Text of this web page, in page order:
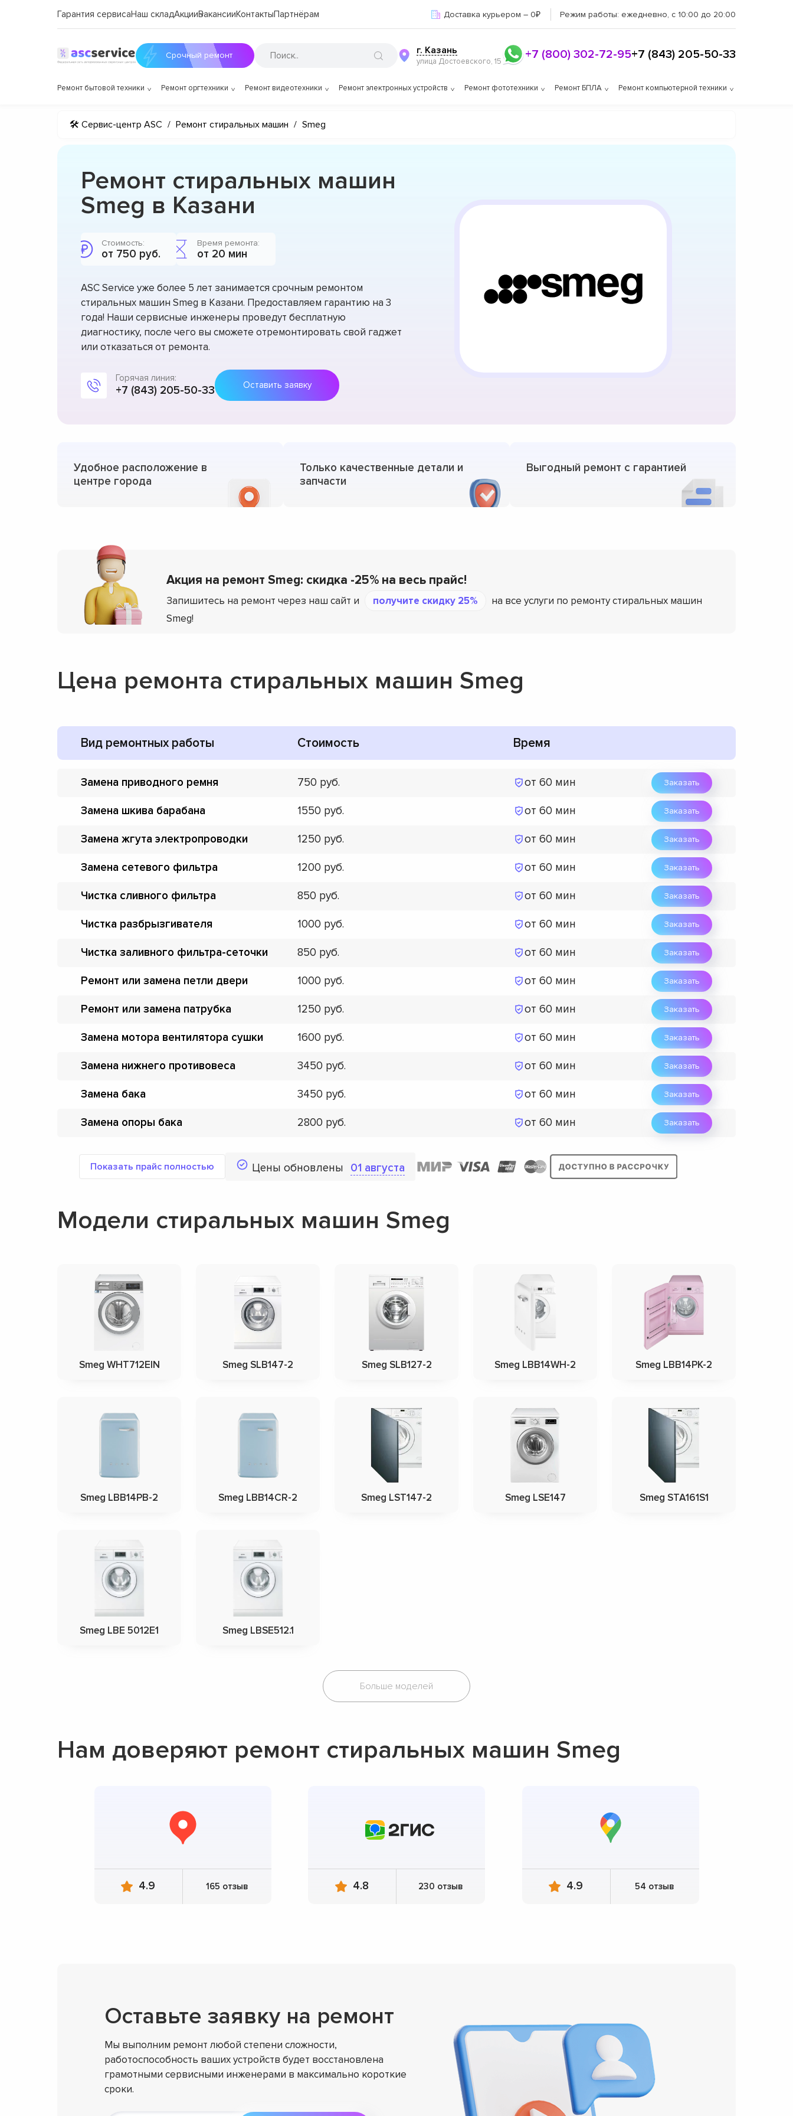
Гарантия сервисаНаш складАкцииВакансииКонтактыПартнёрам Доставка курьером – 0₽ Режим работы: ежедневно, с 10:00 до 20:00
Срочный ремонт г. Казань
улица Достоевского, 15 +7 (800) 302-72-95+7 (843) 205-50-33
Ремонт бытовой техники Ремонт оргтехники Ремонт видеотехники Ремонт электронных устройств Ремонт фототехники Ремонт БПЛА Ремонт компьютерной техники
🛠 Сервис-центр ASC / Ремонт стиральных машин / Smeg
Ремонт стиральных машин
Smeg в Казани
Стоимость:
от 750 руб.
Время ремонта:
от 20 мин
ASC Service уже более 5 лет занимается срочным ремонтом
стиральных машин Smeg в Казани. Предоставляем гарантию на 3
года! Наши сервисные инженеры проведут бесплатную
диагностику, после чего вы сможете отремонтировать свой гаджет
или отказаться от ремонта.
Горячая линия:
+7 (843) 205-50-33 Оставить заявку
Удобное расположение в
центре города
Только качественные детали и
запчасти
Выгодный ремонт с гарантией
Акция на ремонт Smeg: скидка -25% на весь прайс!
Запишитесь на ремонт через наш сайт и получите скидку 25%
на все услуги по ремонту стиральных машин
Smeg!
Цена ремонта стиральных машин Smeg
Вид ремонтных работы Стоимость Время
Замена приводного ремня 750 от 60 мин Заказать
Замена шкива барабана 1550 от 60 мин Заказать
Замена жгута электропроводки 1250 от 60 мин Заказать
Замена сетевого фильтра 1200 от 60 мин Заказать
Чистка сливного фильтра 850 от 60 мин Заказать
Чистка разбрызгивателя 1000 от 60 мин Заказать
Чистка заливного фильтра-сеточки 850 от 60 мин Заказать
Ремонт или замена петли двери 1000 от 60 мин Заказать
Ремонт или замена патрубка 1250 от 60 мин Заказать
Замена мотора вентилятора сушки 1600 от 60 мин Заказать
Замена нижнего противовеса 3450 от 60 мин Заказать
Замена бака 3450 от 60 мин Заказать
Замена опоры бака 2800 от 60 мин Заказать
Показать прайс полностью Цены обновлены 01 августа
Модели стиральных машин Smeg
Smeg WHT712EIN Smeg SLB147-2 Smeg SLB127-2 Smeg LBB14WH-2 Smeg LBB14PK-2
Smeg LBB14PB-2 Smeg LBB14CR-2 Smeg LST147-2 Smeg LSE147 Smeg STA161S1
Smeg LBE 5012E1 Smeg LBSE512.1
Больше моделей
Нам доверяют ремонт стиральных машин Smeg
4.9 165 отзыв 4.8 230 отзыв 4.9 54 отзыв
Оставьте заявку на ремонт
Мы выполним ремонт любой степени сложности,
работоспособность ваших устройств будет восстановлена
грамотными сервисными инженерами в максимально короткие
сроки.